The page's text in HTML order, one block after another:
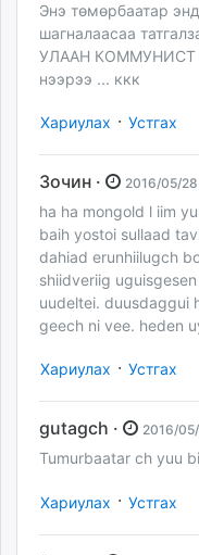
Энэ төмөрбаатар
шагналаасаа
УЛААН КОММУНИСТ
нээрээ ... ккк
Хариулах · Устгах
Зочин · 2016/05/28
ha ha mongold l iim
baih yostoi sullaad
dahiad erunhiilugch
shiidveriig
uudeltei. duusdaggui
geech ni vee. heden
Хариулах · Устгах
gutagch · 2016/
Tumurbaatar ch yuu
Хариулах · Устгах